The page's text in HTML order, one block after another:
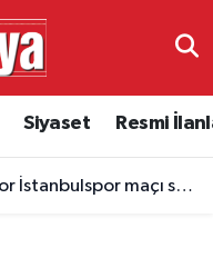
Siyaset Resmi
maçı saat kaçta, hangi kanalda?